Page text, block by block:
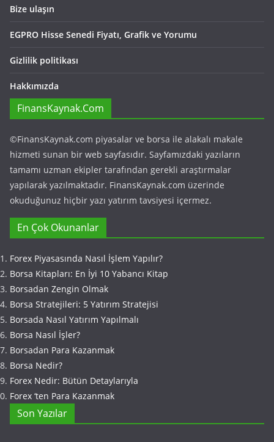
Bize ulaşın
EGPRO Hisse Senedi Fiyatı, Grafik ve Yorumu
Gizlilik politikası
Hakkımızda
FinansKaynak.Com
©FinansKaynak.com piyasalar ve borsa ile alakalı makale
hizmeti sunan bir web sayfasıdır. Sayfamızdaki yazıların
tamamı uzman ekipler tarafından gerekli araştırmalar
yapılarak yazılmaktadır. FinansKaynak.com üzerinde
okuduğunuz hiçbir yazı yatırım tavsiyesi içermez.
En Çok Okunanlar
Forex Piyasasında Nasıl İşlem Yapılır?
Borsa Kitapları: En İyi 10 Yabancı Kitap
Borsadan Zengin Olmak
Borsa Stratejileri: 5 Yatırım Stratejisi
Borsada Nasıl Yatırım Yapılmalı
Borsa Nasıl İşler?
Borsadan Para Kazanmak
Borsa Nedir?
Forex Nedir: Bütün Detaylarıyla
Forex ‘ten Para Kazanmak
Son Yazılar